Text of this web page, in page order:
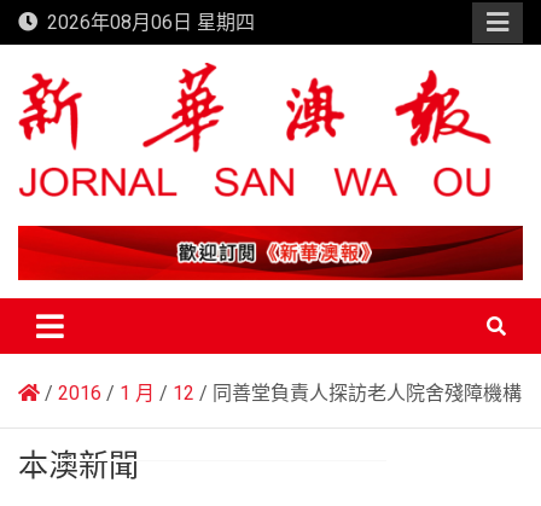
Skip
to
content
2026年08月06日 星期四
新華澳報
2016 1 月 12 同善堂負責人探訪老人院舍殘障機構
本澳新聞